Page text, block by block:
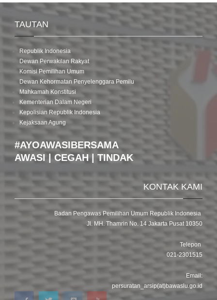
TAUTAN
Republik Indonesia
Dewan Perwakilan Rakyat
Komisi Pemilihan Umum
Dewan Kehormatan Penyelenggara Pemilu
Mahkamah Konstitusi
Kementerian Dalam Negeri
Kepolisian Republik Indonesia
Kejaksaan Agung
#AYOAWASIBERSAMA
AWASI | CEGAH | TINDAK
KONTAK KAMI
Badan Pengawas Pemilihan Umum Republik Indonesia
Jl. MH. Thamrin No. 14 Jakarta Pusat 10350
Telepon
021-2301515
Email:
persuratan_arsip(at)bawaslu.go.id